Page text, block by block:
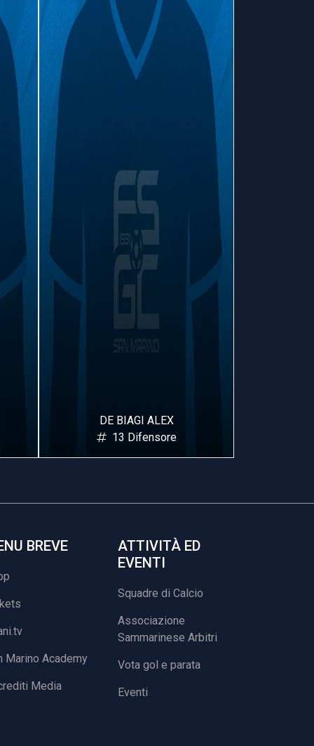
DE BIAGI ALEX
13 Difensore
BREVE
Marino Academy
Media
ATTIVITÀ ED
EVENTI
Squadre di Calcio
Associazione
Sammarinese Arbitri
Vota gol e parata
Eventi